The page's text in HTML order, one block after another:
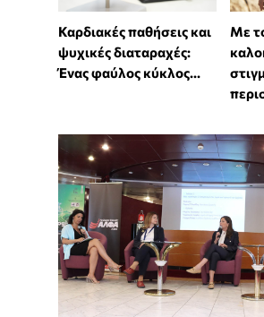
Καρδιακές παθήσεις και
ψυχικές διαταραχές:
Ένας φαύλος κύκλος...
Με